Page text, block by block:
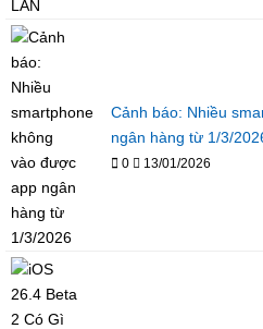
Cảnh báo: Nhiều
ngân hàng từ 1/3/
0 13/01/2026